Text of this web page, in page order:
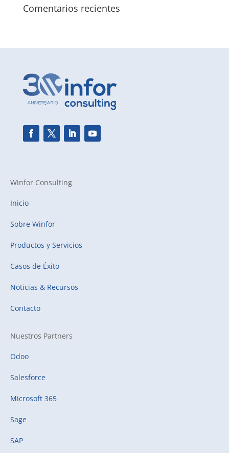
Comentarios recientes
Winfor Consulting
Inicio
Sobre Winfor
Productos y Servicios
Casos de Éxito
Noticias & Recursos
Contacto
Nuestros Partners
Odoo
Salesforce
Microsoft 365
Sage
SAP